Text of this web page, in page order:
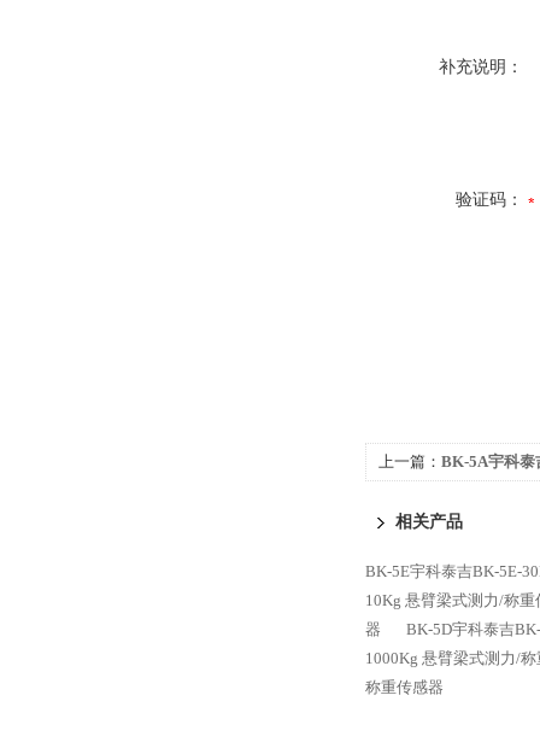
补充说明：
验证码：
上一篇： BK-5A宇科泰
相关产品
BK-5E宇科泰吉BK-5E-
10Kg 悬臂梁式测力/称重
器
BK-5D宇科泰吉
1000Kg 悬臂梁式测力/
称重传感器